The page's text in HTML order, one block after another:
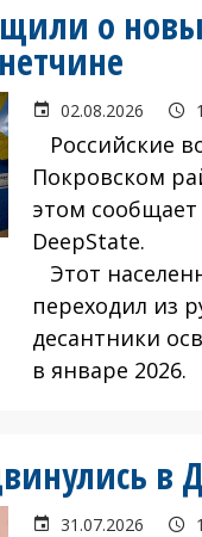
о
02.08.2026
Российские
Покровском
этом
DeepState.
Этот
переходил из
десантники
в январе 2026.
в
31.07.2026